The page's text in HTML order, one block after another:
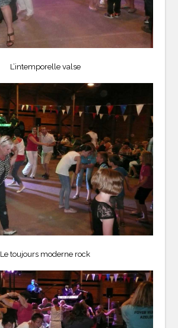
L’intemporelle valse
Le toujours moderne rock